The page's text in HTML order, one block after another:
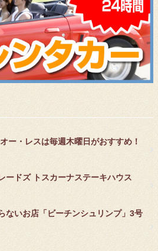
ー・レスは毎週木曜日がおすすめ！
ードズ トスカーナステーキハウス
ないお店「ビーチンシュリンプ」3号